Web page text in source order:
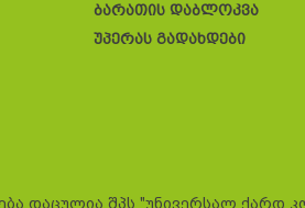
ბარათის დაბლოკვა
უპერას გადახდები
დაცულია შპს "უნივერსალ ქარდ